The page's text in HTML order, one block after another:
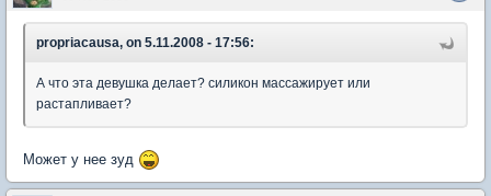
propriacausa, on 5.11.2008 - 17:56:
А что эта девушка делает? силикон массажирует или
растапливает?
Может у нее зуд